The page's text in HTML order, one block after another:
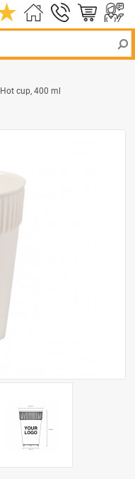
Hot cup, 400 ml